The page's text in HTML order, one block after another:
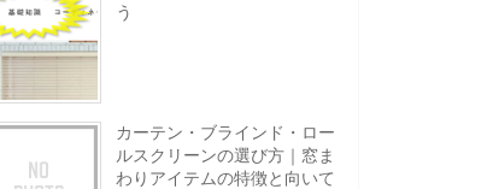
う
カーテン・ブラインド・ロー
ルスクリーンの選び方｜窓ま
わりアイテムの特徴と向いて